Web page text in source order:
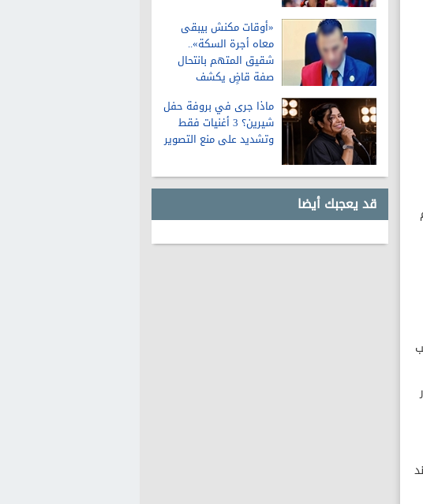
«أوقات مكنش بيبقى
معاه أجرة السكة»..
شقيق المتهم بانتحال
صفة قاضٍ يكشف
الواقعة
ماذا جرى في بروفة حفل
شيرين؟ 3 أغنيات فقط
وتشديد على منع التصوير
قد يعجبك أيضا